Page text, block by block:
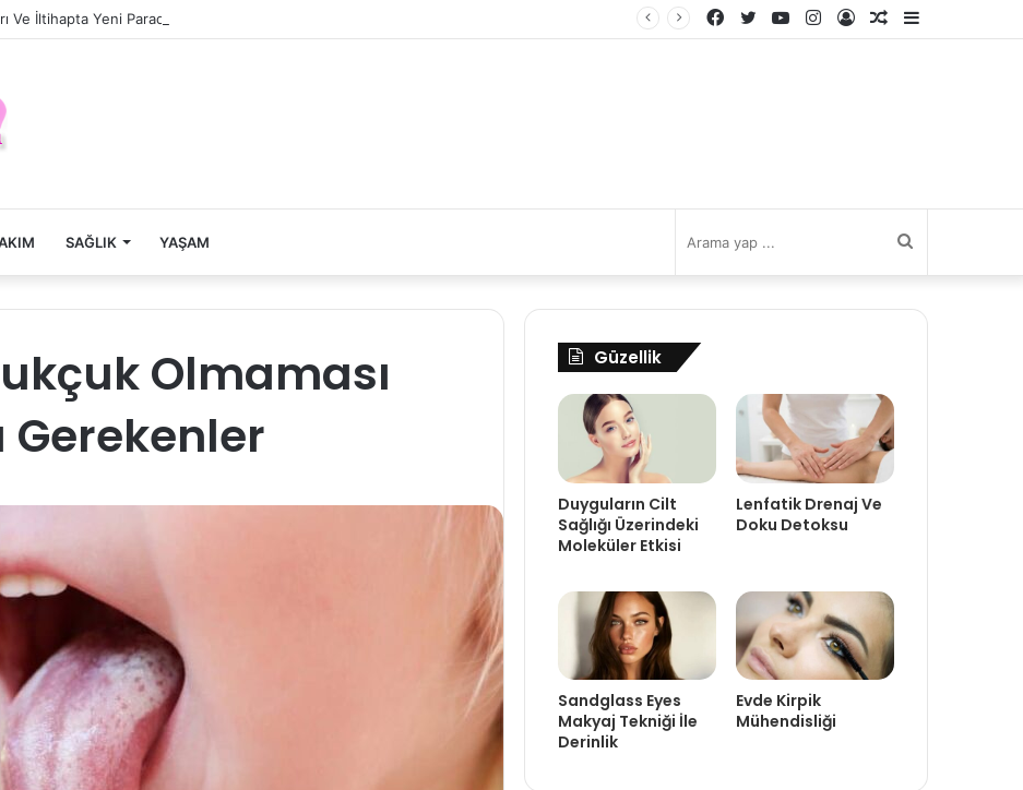
Ve İltihapta Yeni Paradigma
Kenar
Rastgele
Kayıt
Instagram
YouTube
Twitter
Facebook
SAĞLIK YAŞAM
yap
Olmaması
Gerekenler
Güzellik
Duyguların Cilt
Sağlığı Üzerindeki
Moleküler Etkisi
Lenfatik Drenaj Ve
Doku Detoksu
Sandglass Eyes
Makyaj Tekniği İle
Derinlik
Evde Kirpik
Mühendisliği